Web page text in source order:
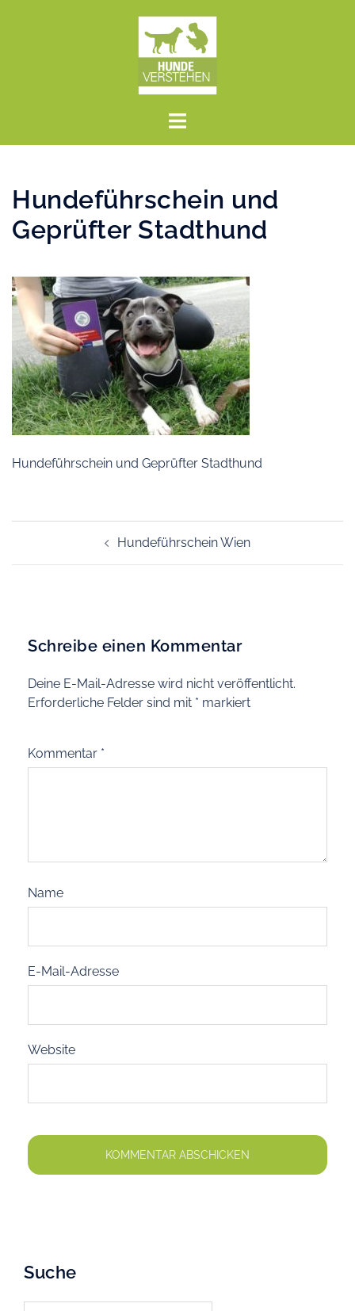
Menü
Hundeführschein und
Geprüfter Stadthund
Hundeführschein und Geprüfter Stadthund
Hundeführschein Wien
Schreibe einen Kommentar
Deine E-Mail-Adresse wird nicht veröffentlicht.
Erforderliche Felder sind mit * markiert
Kommentar *
Name
E-Mail-Adresse
Website
Suche